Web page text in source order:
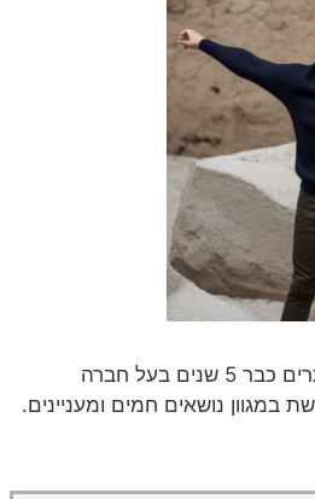
אלירז כהן כותב תוכן לאתרים כבר 5 שנים בעל חברה
במגוון נושאים חמים ומעניינים.